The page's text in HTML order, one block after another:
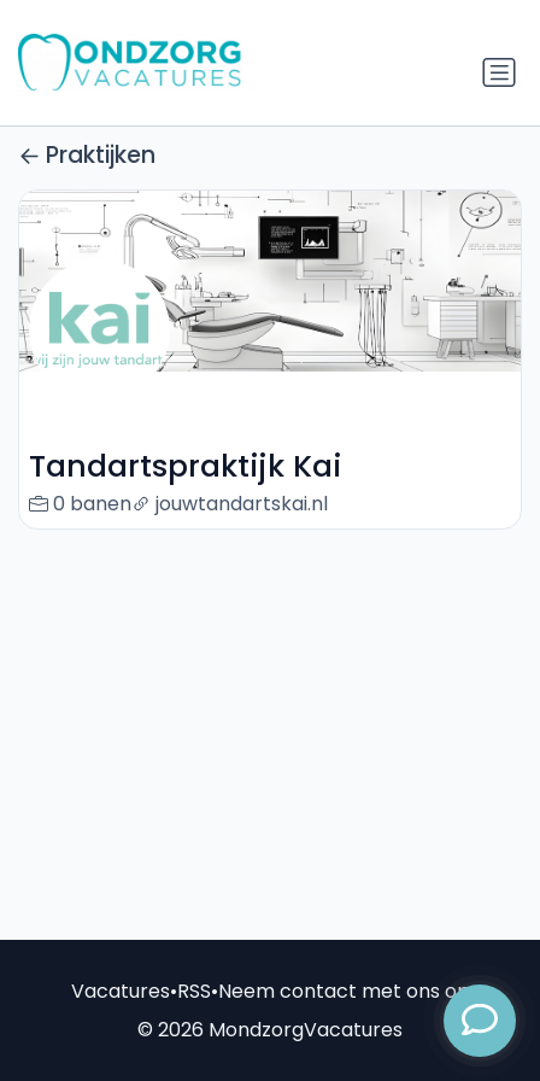
Praktijken
Tandartspraktijk Kai
0 banen jouwtandartskai.nl
Vacatures•RSS•Neem contact met ons op
© 2026 MondzorgVacatures